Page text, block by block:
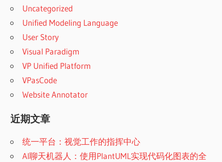
Uncategorized
Unified Modeling Language
User Story
Visual Paradigm
VP Unified Platform
VPasCode
Website Annotator
近期文章
统一平台：视觉工作的指挥中心
AI聊天机器人：使用PlantUML实现代码化图表的全